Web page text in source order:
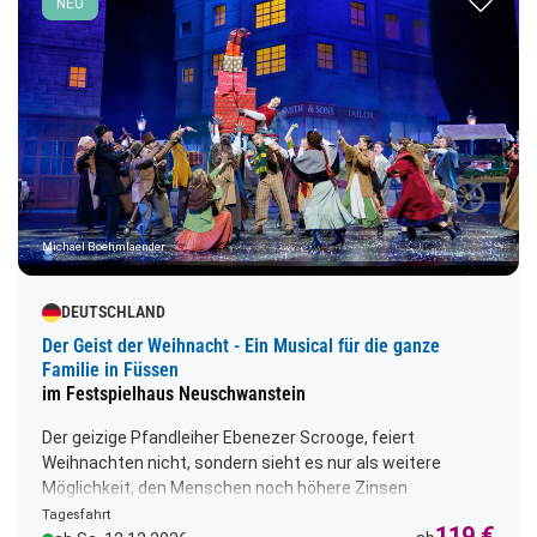
Sehenswürdigkeiten Forchheims, sondern auch die
wichtigsten und schönsten Krippen. Abfahrt: 09.00 Uhr
Michael Boehmlaender
DEUTSCHLAND
Der Geist der Weihnacht - Ein Musical für die ganze
Familie in Füssen
im Festspielhaus Neuschwanstein
Der geizige Pfandleiher Ebenezer Scrooge, feiert
Weihnachten nicht, sondern sieht es nur als weitere
Möglichkeit, den Menschen noch höhere Zinsen
aufzubürden. Doch dann bekommt er am
Tagesfahrt